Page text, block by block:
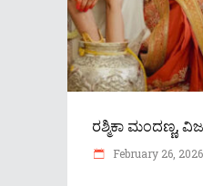
ರಶ್ಮಿಕಾ ಮಂದಣ್ಣ,
February 26, 2026